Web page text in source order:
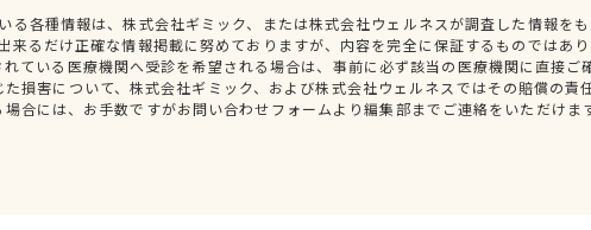
る各種情報は、株式会社ギミック、または株式会社ウェルネスが調査した情報を
来るだけ正確な情報掲載に努めておりますが、内容を完全に保証するものではあ
れている医療機関へ受診を希望される場合は、事前に必ず該当の医療機関に直接ご
た損害について、株式会社ギミック、および株式会社ウェルネスではその賠償の責
合には、お手数ですがお問い合わせフォームより編集部までご連絡をいただけま